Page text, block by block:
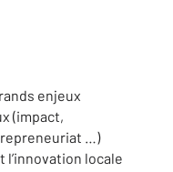
enjeux
(impact,
…)
l’innovation locale